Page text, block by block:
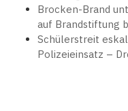
Brocken-Brand
auf Brandstiftung
Schülerstreit
Polizeieinsatz –